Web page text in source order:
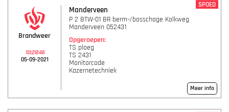
Brandweer
10:28:46
05-09-2021
Manderveen
SPOED
P 2 BTW-01 BR berm-/bosschage Kolkweg
Manderveen 052431
Opgeroepen:
TS ploeg
TS 2431
Monitorcode
Kazernetechniek
Meer info